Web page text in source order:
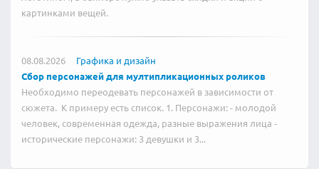
картинками вещей.
08.08.2026
Графика и дизайн
Сбор персонажей для мултипликационных роликов
Необходимо переодевать персонажей в зависимости от
сюжета. К примеру есть список. 1. Персонажи: - молодой
человек, современная одежда, разные выражения лица -
исторические персонажи: 3 девушки и 3...